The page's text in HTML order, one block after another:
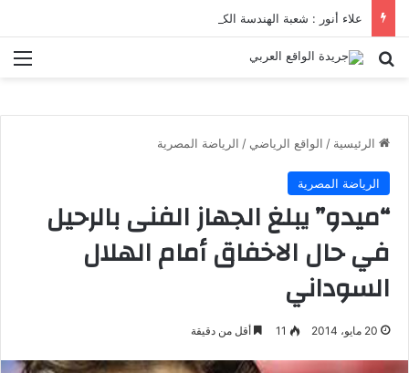
بحث عن
الرئيسية / الواقع الرياضي / الرياضة المصرية
الرياضة المصرية
“ميدو” يبلغ الجهاز الفنى بالرحيل
في حال الاخفاق أمام الهلال
السوداني
20 مايو، 2014 11 أقل من دقيقة